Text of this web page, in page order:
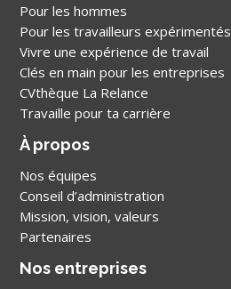
Pour les hommes
Pour les travailleurs expérimentés
Vivre une expérience de travail
Clés en main pour les entreprises
CVthèque La Relance
Travaille pour ta carrière
À propos
Nos équipes
Conseil d’administration
Mission, vision, valeurs
Partenaires
Nos entreprises